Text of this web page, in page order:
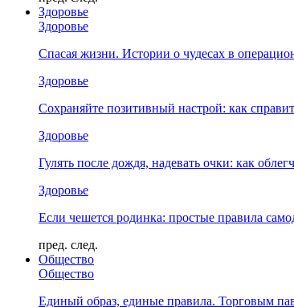
Здоровье
Здоровье
Спасая жизни. Истории о чудесах в
Здоровье
Сохраняйте позитивный настрой: как
Здоровье
Гулять после дождя, надевать очки: как
Здоровье
Если чешется родинка: простые правила
пред. след.
Общество
Общество
Единый образ, единые правила. Торговым